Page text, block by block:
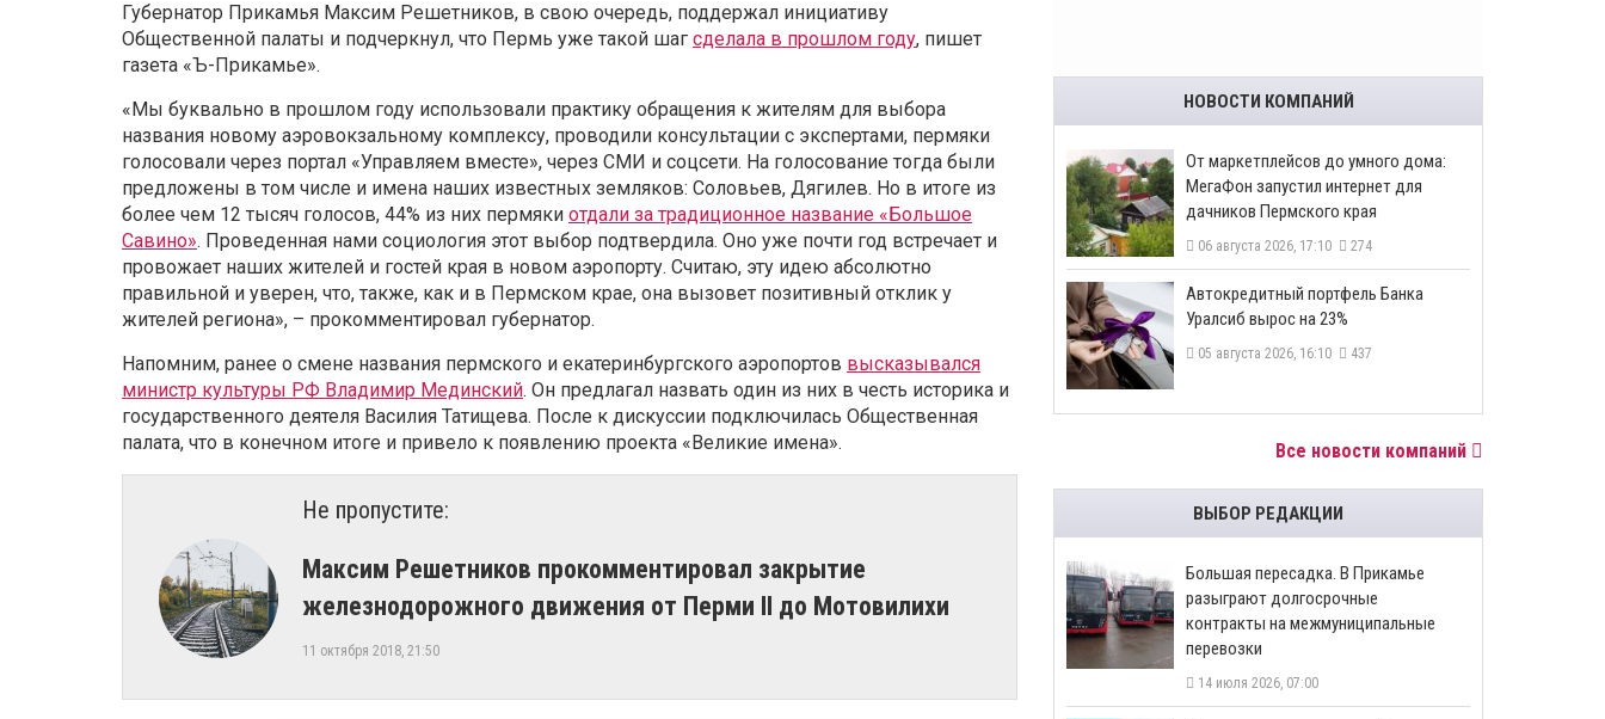
Губернатор Прикамья Максим Решетников, в свою очередь, поддержал инициативу
Общественной палаты и подчеркнул, что Пермь уже такой шаг сделала в прошлом году, пишет
газета «Ъ-Прикамье».
«Мы буквально в прошлом году использовали практику обращения к жителям для выбора
названия новому аэровокзальному комплексу, проводили консультации с экспертами, пермяки
голосовали через портал «Управляем вместе», через СМИ и соцсети. На голосование тогда были
предложены в том числе и имена наших известных земляков: Соловьев, Дягилев. Но в итоге из
более чем 12 тысяч голосов, 44% из них пермяки отдали за традиционное название «Большое
Савино». Проведенная нами социология этот выбор подтвердила. Оно уже почти год встречает и
провожает наших жителей и гостей края в новом аэропорту. Считаю, эту идею абсолютно
правильной и уверен, что, также, как и в Пермском крае, она вызовет позитивный отклик у
жителей региона», – прокомментировал губернатор.
Напомним, ранее о смене названия пермского и екатеринбургского аэропортов высказывался
министр культуры РФ Владимир Мединский. Он предлагал назвать один из них в честь историка и
государственного деятеля Василия Татищева. После к дискуссии подключилась Общественная
палата, что в конечном итоге и привело к появлению проекта «Великие имена».
Не пропустите:
Максим Решетников прокомментировал закрытие
железнодорожного движения от Перми II до Мотовилихи
11 октября 2018, 21:50
НОВОСТИ КОМПАНИЙ
От маркетплейсов до умного дома:
МегаФон запустил интернет для
дачников Пермского края
06 августа 2026, 17:10 274
​Автокредитный портфель Банка
Уралсиб вырос на 23%
05 августа 2026, 16:10 437
Все новости компаний
ВЫБОР РЕДАКЦИИ
Большая пересадка. В Прикамье
разыграют долгосрочные
контракты на межмуниципальные
перевозки
14 июля 2026, 07:00